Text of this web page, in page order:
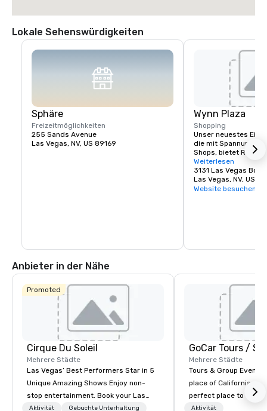
Lokale Sehenswürdigkeiten
Sphäre
Freizeitmöglichkeiten
255 Sands Avenue
Las Vegas, NV, US 89169
Wynn Plaza
Shopping
Unser neuestes
die mit Spannung
Shops, bietet
Einkaufserlebnisse,
Wynn geplant
Weiterlesen
3131 Las Vegas
Las Vegas, NV, US
Website besuchen
Anbieter in der Nähe
Promoted
Cirque Du Soleil
Mehrere Städte
Las Vegas’ Best Performers Star in 5
Unique Amazing Shows Enjoy non-
stop entertainment. Book your Las
Vegas show tickets.
Aktivität Gebuchte Unterhaltung
Mehrere Städte
Tours & Group Events
place of California.
perfect place to visit
mix fun with history
Aktivität